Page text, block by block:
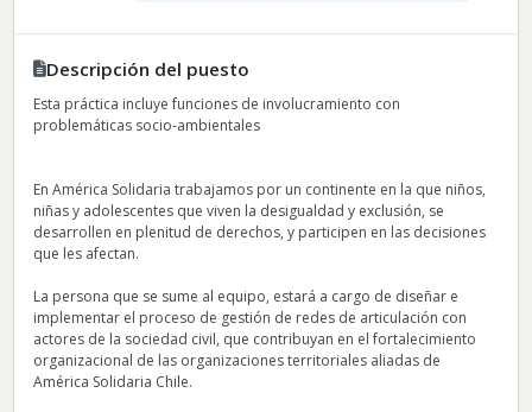
Descripción del puesto
Esta práctica incluye funciones de involucramiento con
problemáticas socio-ambientales
En América Solidaria trabajamos por un continente en la que niños,
niñas y adolescentes que viven la desigualdad y exclusión, se
desarrollen en plenitud de derechos, y participen en las decisiones
que les afectan.
La persona que se sume al equipo, estará a cargo de diseñar e
implementar el proceso de gestión de redes de articulación con
actores de la sociedad civil, que contribuyan en el fortalecimiento
organizacional de las organizaciones territoriales aliadas de
América Solidaria Chile.